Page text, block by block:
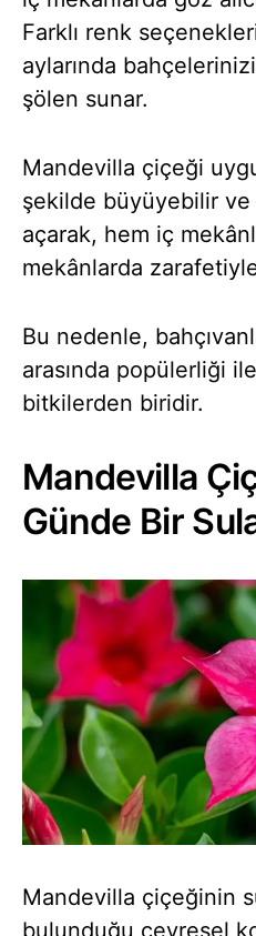
Farklı renk
aylarında
şölen sunar.
Mandevilla çiçeği
şekilde büyüyebilir
açarak, hem iç
mekânlarda
Bu nedenle,
arasında popülerliği
bitkilerden biridir.
Mandevilla
Günde Bir
Mandevilla çiçeğinin
bulunduğu çevresel